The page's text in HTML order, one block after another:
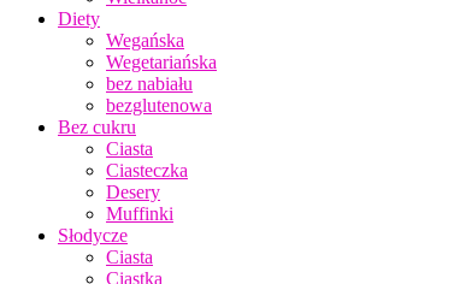
Diety
Wegańska
Wegetariańska
bez nabiału
bezglutenowa
Bez cukru
Ciasta
Ciasteczka
Desery
Muffinki
Słodycze
Ciasta
Ciastka